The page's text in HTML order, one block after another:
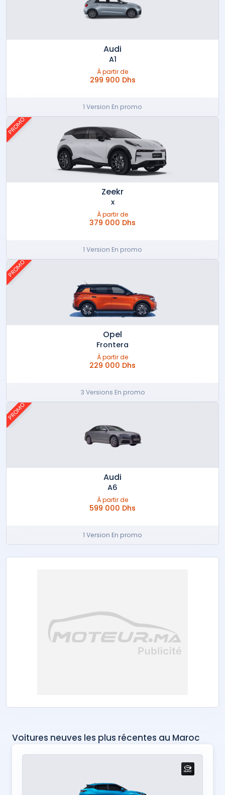
Audi
A1
À partir de
299 900 Dhs
1 Version En promo
PROMO
Zeekr
x
À partir de
379 000 Dhs
1 Version En promo
PROMO
Opel
Frontera
À partir de
229 000 Dhs
3 Versions En promo
PROMO
Audi
A6
À partir de
599 000 Dhs
1 Version En promo
Voitures neuves les plus récentes au Maroc